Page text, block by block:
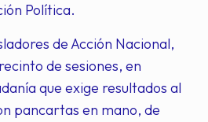
Política.
de Acción Nacional,
de sesiones, en
que exige resultados al
pancartas en mano, de